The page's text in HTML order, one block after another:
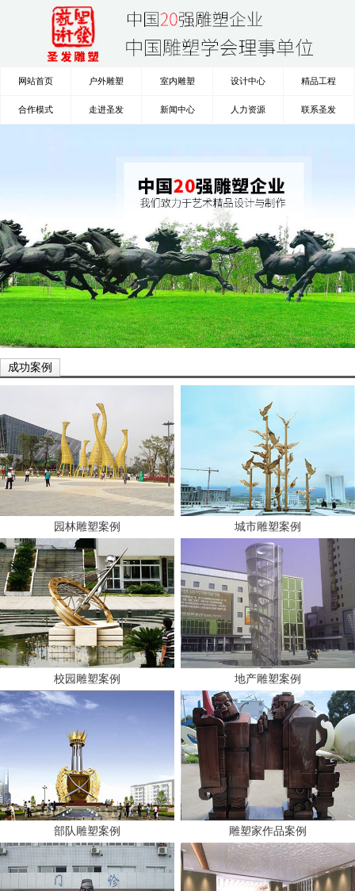
网站首页 户外雕塑 室内雕塑 设计中心 精品工程
合作模式 走进圣发 新闻中心 人力资源 联系圣发
成功案例
园林雕塑案例
校园雕塑案例
部队雕塑案例
城市雕塑案例
地产雕塑案例
雕塑家作品案例